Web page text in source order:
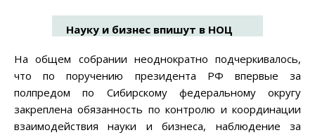
Науку и бизнес впишут в НОЦ
На общем собрании неоднократно подчеркивалось,
что по поручению президента РФ впервые за
полпредом по Сибирскому федеральному округу
закреплена обязанность по контролю и координации
взаимодействия науки и бизнеса, наблюдение за